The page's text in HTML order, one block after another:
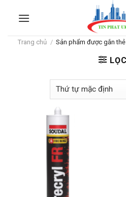
Trang chủ / Sản phẩm được gắn
LỌC